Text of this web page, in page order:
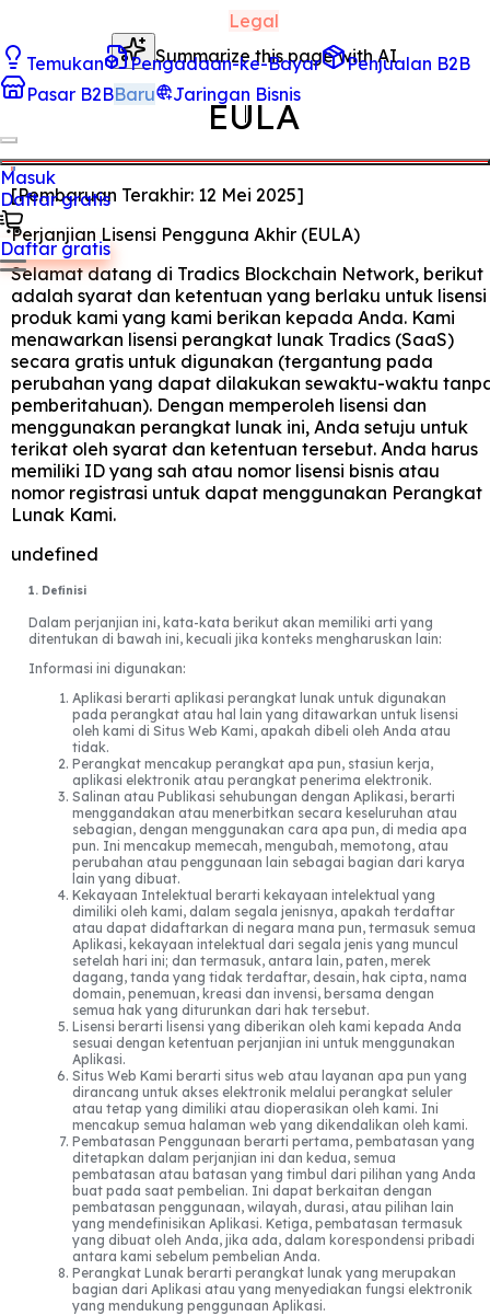
Temukan Pengadaan-ke-Bayar
Penjualan B2B
Pasar B2BBaru Jaringan Bisnis
Masuk
Daftar gratis
Daftar gratis
Legal
Summarize this page with AI
EULA
[Pembaruan Terakhir: 12 Mei 2025]
Perjanjian Lisensi Pengguna Akhir (EULA)
Selamat datang di Tradics Blockchain Network, berikut
adalah syarat dan ketentuan yang berlaku untuk lisensi
produk kami yang kami berikan kepada Anda. Kami
menawarkan lisensi perangkat lunak Tradics (SaaS)
secara gratis untuk digunakan (tergantung pada
perubahan yang dapat dilakukan sewaktu-waktu
pemberitahuan). Dengan memperoleh lisensi dan
menggunakan perangkat lunak ini, Anda setuju untuk
terikat oleh syarat dan ketentuan tersebut. Anda harus
memiliki ID yang sah atau nomor lisensi bisnis atau
nomor registrasi untuk dapat menggunakan Perangkat
Lunak Kami.
undefined
1. Definisi
Dalam perjanjian ini, kata-kata berikut akan memiliki arti yang
ditentukan di bawah ini, kecuali jika konteks mengharuskan lain:
Informasi ini digunakan:
Aplikasi berarti aplikasi perangkat lunak untuk digunakan
pada perangkat atau hal lain yang ditawarkan untuk lisensi
oleh kami di Situs Web Kami, apakah dibeli oleh Anda atau
tidak.
Perangkat mencakup perangkat apa pun, stasiun kerja,
aplikasi elektronik atau perangkat penerima elektronik.
Salinan atau Publikasi sehubungan dengan Aplikasi, berarti
menggandakan atau menerbitkan secara keseluruhan atau
sebagian, dengan menggunakan cara apa pun, di media apa
pun. Ini mencakup memecah, mengubah, memotong, atau
perubahan atau penggunaan lain sebagai bagian dari karya
lain yang dibuat.
Kekayaan Intelektual berarti kekayaan intelektual yang
dimiliki oleh kami, dalam segala jenisnya, apakah terdaftar
atau dapat didaftarkan di negara mana pun, termasuk semua
Aplikasi, kekayaan intelektual dari segala jenis yang muncul
setelah hari ini; dan termasuk, antara lain, paten, merek
dagang, tanda yang tidak terdaftar, desain, hak cipta, nama
domain, penemuan, kreasi dan invensi, bersama dengan
semua hak yang diturunkan dari hak tersebut.
Lisensi berarti lisensi yang diberikan oleh kami kepada Anda
sesuai dengan ketentuan perjanjian ini untuk menggunakan
Aplikasi.
Situs Web Kami berarti situs web atau layanan apa pun yang
dirancang untuk akses elektronik melalui perangkat seluler
atau tetap yang dimiliki atau dioperasikan oleh kami. Ini
mencakup semua halaman web yang dikendalikan oleh kami.
Pembatasan Penggunaan berarti pertama, pembatasan yang
ditetapkan dalam perjanjian ini dan kedua, semua
pembatasan atau batasan yang timbul dari pilihan yang Anda
buat pada saat pembelian. Ini dapat berkaitan dengan
pembatasan penggunaan, wilayah, durasi, atau pilihan lain
yang mendefinisikan Aplikasi. Ketiga, pembatasan termasuk
yang dibuat oleh Anda, jika ada, dalam korespondensi pribadi
antara kami sebelum pembelian Anda.
Perangkat Lunak berarti perangkat lunak yang merupakan
bagian dari Aplikasi atau yang menyediakan fungsi elektronik
yang mendukung penggunaan Aplikasi.